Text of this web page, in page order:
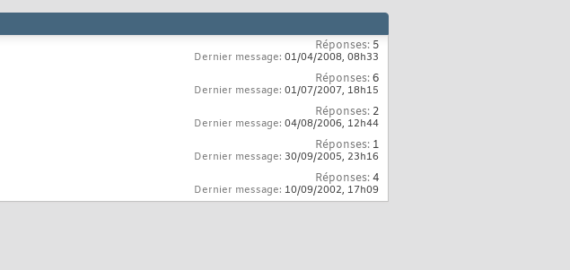
Réponses: 5
Dernier message: 01/04/2008, 08h33
Réponses:6
Dernier message: 01/07/2007, 18h15
Réponses: 2
Dernier message: 04/08/2006, 12h44
Réponses: 1
Dernier message: 30/09/2005, 23h16
Réponses:4
Dernier message: 10/09/2002, 17h09